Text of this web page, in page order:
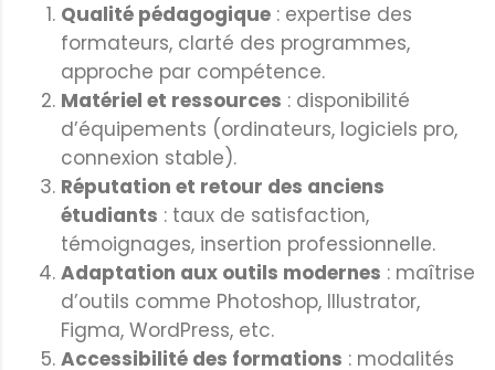
Qualité pédagogique : expertise des
formateurs, clarté des programmes,
approche par compétence.
Matériel et ressources : disponibilité
d’équipements (ordinateurs, logiciels pro,
connexion stable).
Réputation et retour des anciens
étudiants : taux de satisfaction,
témoignages, insertion professionnelle.
Adaptation aux outils modernes : maîtrise
d’outils comme Photoshop, Illustrator,
Figma, WordPress, etc.
Accessibilité des formations : modalités